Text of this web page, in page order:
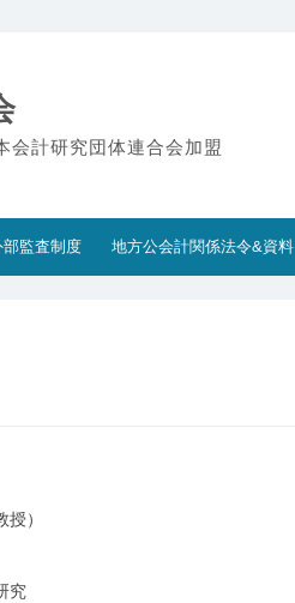
計研究団体連合会加盟
監査制度 地方公会計関係法令&資料
）
究